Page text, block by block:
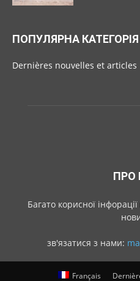
ПОПУЛЯРНА КАТЕГОРІЯ
Dernières nouvelles et articles
ПРО
Багато корисної
зв'язатися з нами:
Français